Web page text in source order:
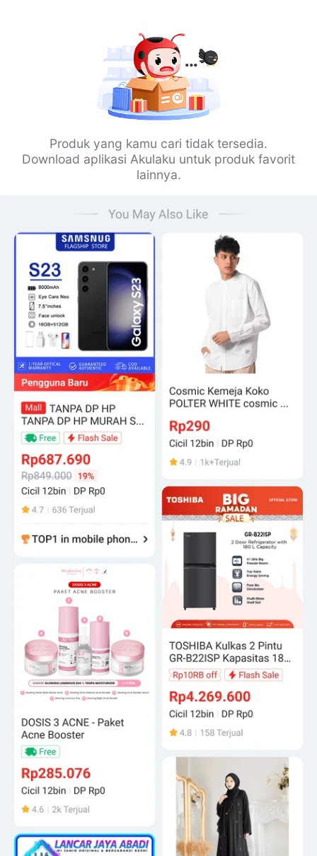
Produk yang kamu cari tidak tersedia.
Download aplikasi Akulaku untuk produk favorit
lainnya.